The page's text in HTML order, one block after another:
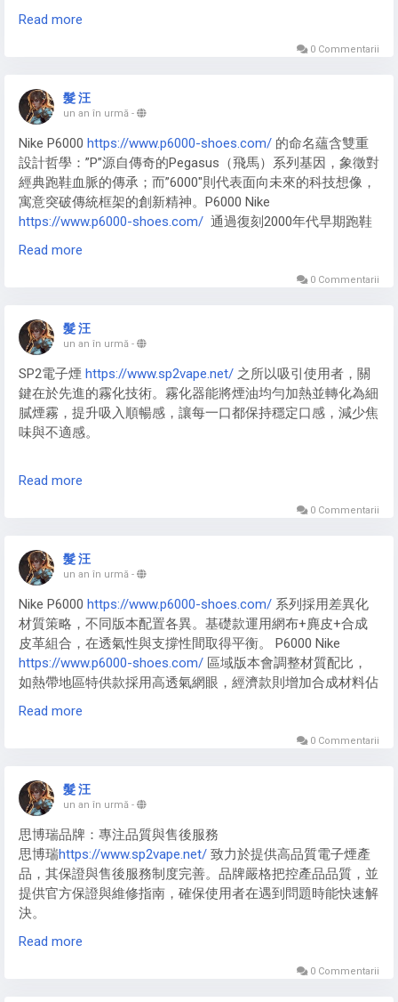
五次可強制重啟設備，這能解決多數暫時性的系統故障。如果
連接問題處理：SP2s煙桿的接觸不良排除
SP2s煙桿https://www.sp2s-device.com/
彈接觸不良。首先取出煙彈，用棉花棒輕輕清潔磁吸接口上的
殘留物。檢查煙彈底部的金屬接點是否有氧化現象，可用橡皮
擦輕輕擦拭。重新安裝時確保垂直壓入，聽到”咔”聲表示安裝
到位。如果問題持續，嘗試更換其他煙彈測試，確認是否為單
個煙彈的問題。定期清潔接口是預防接觸不良的最佳方法，建
議每周至少清潔一次。
Read more
0 Commentarii
髮 汪
un an în urmă -
​​Nike P6000​​ https://www.p6000-shoes.com/ 的命名蘊含雙重
設計哲學：”P”源自傳奇的Pegasus（飛馬）系列基因，象徵對
經典跑鞋血脈的傳承；而”6000″則代表面向未來的科技想像，
寓意突破傳統框架的創新精神。​​P6000 Nike
https://www.p6000-shoes.com/ ​​ 通過復刻2000年代早期跑鞋
的流線輪廓與材質拼接，將懷舊美學與未來感完美融合，形成
https://www.p6000-shoes.com/
的經典元素，​​Nike P-6000 Mens
shoes.com/
國際版注重全球化設計語言，​​Nike P6000 Man
https://www.p6000-shoes.com/​​ 歐版注入現代簡約美學，均
在”經典復刻”與”未來想像”的平衡中探索新可能。
Read more
0 Commentarii
髮 汪
un an în urmă -
SP2電子煙 https://www.sp2vape.net/ 之所以吸引使用者，關
鍵在於先進的霧化技術。霧化器能將煙油均勻加熱並轉化為細
膩煙霧，提升吸入順暢感，讓每一口都保持穩定口感，減少焦
味與不適感。
創新霧化設計
用高效加熱系統與精準控溫設計，確保煙油被充分霧化而不浪
更加穩定舒適。
Read more
0 Commentarii
髮 汪
un an în urmă -
Nike P6000 https://www.p6000-shoes.com/ 系列採用差異化
材質策略，不同版本配置各異。基礎款運用網布+麂皮+合成
皮革組合，在透氣性與支撐性間取得平衡。 P6000 Nike
https://www.p6000-shoes.com/ 區域版本會調整材質配比，
如熱帶地區特供款採用高透氣網眼，經濟款則增加合成材料佔
比以控製成本。特別版本在材質上升級明顯。 Nike-p6000
https://www.p6000-shoes.com/限量版
https://www.p6000-shoes.com/
P6000 Japan 日本版偏好優質麂皮，而Nike p6000 prm
https://www.p6000-shoes.com/
技布頭層組合。
Read more
0 Commentarii
髮 汪
un an în urmă -
思博瑞品牌：專注品質與售後服務
思博瑞https://www.sp2vape.net/ 致力於提供高品質電子煙產
品，其保證與售後服務制度完善。品牌嚴格把控產品品質，並
提供官方保證與維修指南，確保使用者在遇到問題時能快速解
決。
在官方保固期間內，
Read more
0 Commentarii